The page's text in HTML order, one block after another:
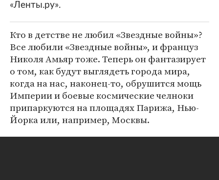
«Ленты.ру».
Кто в детстве не любил «Звездные войны»?
Все любили «Звездные войны», и француз
Николя Амьяр тоже. Теперь он фантазирует
о том, как будут выглядеть города мира,
когда на нас, наконец-то, обрушится мощь
Империи и боевые космические челноки
припаркуются на площадях Парижа, Нью-
Йорка или, например, Москвы.